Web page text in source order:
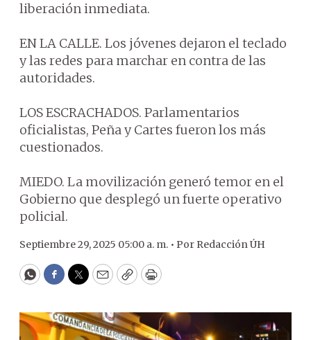
liberación inmediata.
EN LA CALLE. Los jóvenes dejaron el teclado
y las redes para marchar en contra de las
autoridades.
LOS ESCRACHADOS. Parlamentarios
oficialistas, Peña y Cartes fueron los más
cuestionados.
MIEDO. La movilización generó temor en el
Gobierno que desplegó un fuerte operativo
policial.
Septiembre 29, 2025 05:00 a. m. • Por Redacción ÚH
WhatsApp
Facebook
Twitter
EmailCopyPrint